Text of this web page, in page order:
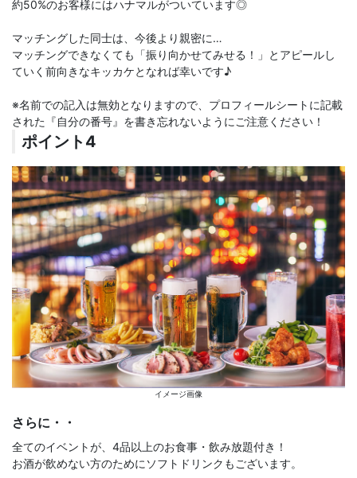
約50%のお客様にはハナマルがついています◎
マッチングした同士は、今後より親密に…
マッチングできなくても「振り向かせてみせる！」とアピールし
ていく前向きなキッカケとなれば幸いです♪
※名前での記入は無効となりますので、プロフィールシートに記載
された『自分の番号』を書き忘れないようにご注意ください！
ポイント4
イメージ画像
さらに・・
全てのイベントが、4品以上のお食事・飲み放題付き！
お酒が飲めない方のためにソフトドリンクもございます。